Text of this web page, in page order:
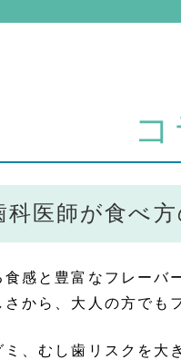
医師が食べ
食感と豊富なフレーバ
から、大人の方でも
ミ、むし歯リスクを大